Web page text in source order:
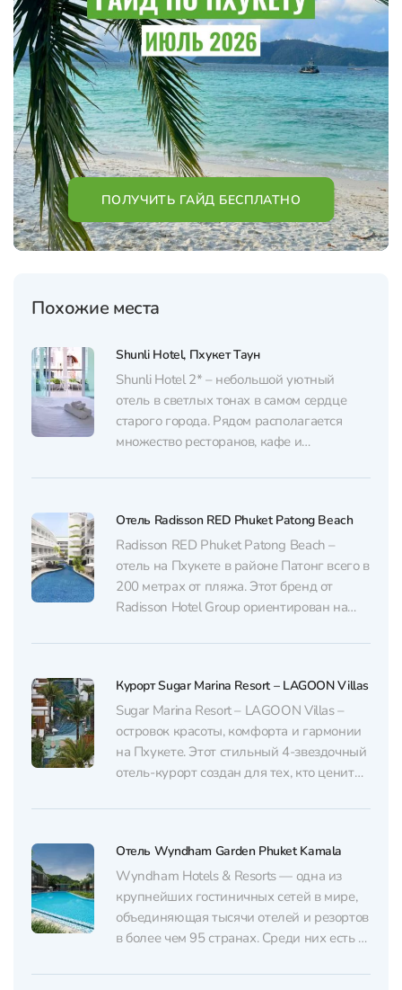
ПОЛУЧИТЬ ГАЙД БЕСПЛАТНО
Похожие места
Shunli Hotel, Пхукет Таун
Shunli Hotel 2* – небольшой уютный
отель в светлых тонах в самом сердце
старого города. Рядом располагается
множество ресторанов, кафе и
комфортабельные номера в стиле
подают домашний завтрак с
традиционными тайскими блюдами.
Гостям нравится разнообразное меню и
частая смена блюд без повторов.
Некоторые...
Отель Radisson RED Phuket Patong Beach
Radisson RED Phuket Patong Beach –
отель на Пхукете в районе Патонг всего в
200 метрах от пляжа. Этот бренд от
Radisson Hotel Group ориентирован на
мышлением” – тех, кто ценит дизайн,
яркий визуал и свободу самовыражения.
Яркая фишка – это интерьер отеля....
Курорт Sugar Marina Resort – LAGOON Villas
Sugar Marina Resort – LAGOON Villas –
островок красоты, комфорта и гармонии
на Пхукете. Этот стильный 4-звездочный
отель-курорт создан для тех, кто ценит
расслабленного тропического отдыха.
месте между пляжами Най Янг и Найтон,
от отеля ходит бесплатный трансфер до
разных пляжей....
Отель Wyndham Garden Phuket Kamala
Wyndham Hotels & Resorts — одна из
крупнейших гостиничных сетей в мире,
объединяющая тысячи отелей и резортов
в более чем 95 странах. Среди них есть и
премиальные курорты. Wyndham Garden